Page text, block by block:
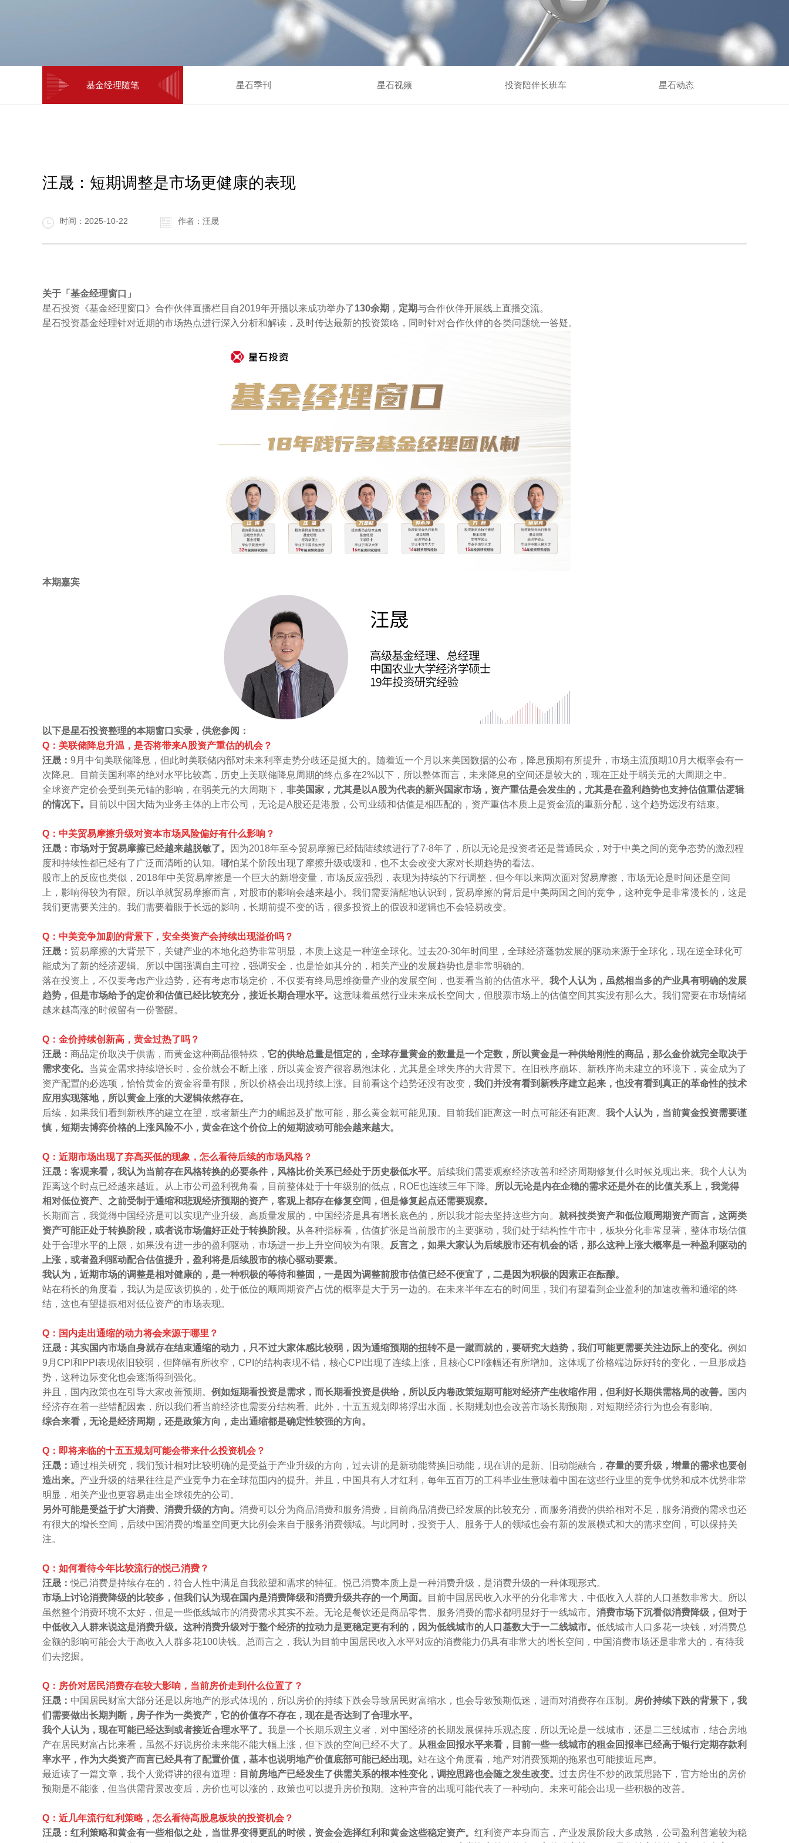
基金经理随笔 星石季刊 星石视频 投资陪伴长班车 星石动态
汪晟：短期调整是市场更健康的表现
时间：2025-10-22 作者：汪晟
关于「基金经理窗口」
星石投资《基金经理窗口》合作伙伴直播栏目自2019年开播以来成功举办了130余期 ， 定期与合作伙伴开展线上直播交流。
星石投资基金经理针对近期的市场热点进行深入分析和解读，及时传达最新的投资策略，同时针对合作伙伴的各类问题统一答疑。
本期嘉宾
以下是星石投资整理的本期窗口实录，供您参阅：
Q：美联储降息升温，是否将带来A股资产重估的机会？
汪晟： 9月中旬美联储降息，但此时美联储内部对未来利率走势分歧还是挺大的。随着近一个月以来美国数据的公布，降息预期有所提升，市场主流预期10月大概率会有一
次降息。目前美国利率的绝对水平比较高，历史上美联储降息周期的终点多在2%以下，所以整体而言，未来降息的空间还是较大的，现在正处于弱美元的大周期之中。
全球资产定价会受到美元锚的影响，在弱美元的大周期下， 非美国家，尤其是以A股为代表的新兴国家市场，资产重估是会发生的，尤其是在盈利趋势也支持估值重估逻辑
的情况下。
目前以中国大陆为业务主体的上市公司，无论是A股还是港股，公司业绩和估值是相匹配的，资产重估本质上是资金流的重新分配，这个趋势远没有结束。
Q：中美贸易摩擦升级对资本市场风险偏好有什么影响？
汪晟：市场对于贸易摩擦已经越来越脱敏了。
因为2018年至今贸易摩擦已经陆陆续续进行了7-8年了，所以无论是投资者还是普通民众，对于中美之间的竞争态势的激烈程
度和持续性都已经有了广泛而清晰的认知。哪怕某个阶段出现了摩擦升级或缓和，也不太会改变大家对长期趋势的看法。
股市上的反应也类似，2018年中美贸易摩擦是一个巨大的新增变量，市场反应强烈，表现为持续的下行调整，但今年以来两次面对贸易摩擦，市场无论是时间还是空间
上，影响得较为有限。所以单就贸易摩擦而言，对股市的影响会越来越小。我们需要清醒地认识到，贸易摩擦的背后是中美两国之间的竞争，这种竞争是非常漫长的，这是
我们更需要关注的。我们需要着眼于长远的影响，长期前提不变的话，很多投资上的假设和逻辑也不会轻易改变。
Q：中美竞争加剧的背景下，安全类资产会持续出现溢价吗？
汪晟： 贸易摩擦的大背景下，关键产业的本地化趋势非常明显，本质上这是一种逆全球化。过去20-30年时间里，全球经济蓬勃发展的驱动来源于全球化，现在逆全球化可
能成为了新的经济逻辑。所以中国强调自主可控，强调安全，也是恰如其分的，相关产业的发展趋势也是非常明确的。
落在投资上，不仅要考虑产业趋势， 还有考虑市场定价，不仅要有终局思维衡量产业的发展空间，也要看当前的估值水平。 我个人认为，虽然相当多的产业具有明确的发展
趋势，但是市场给予的定价和估值已经比较充分，接近长期合理水平。 这意味着虽然行业未来成长空间大，但股票市场上的估值空间其实没有那么大。我们需要在市场情绪
越来越高涨的时候留有一份警醒。
Q：金价持续创新高，黄金过热了吗？
汪晟： 商品定价取决于供需，而黄金这种商品很特殊， 它的供给总量是恒定的，全球存量黄金的数量是一个定数，所以黄金是一种供给刚性的商品，那么金价就完全取决于
需求变化。 当黄金需求持续增长时，金价就会不断上涨，所以黄金资产很容易泡沫化，尤其是全球失序的大背景下。在旧秩序崩坏、新秩序尚未建立的环境下，黄金成为了
资产配置的必选项，恰恰黄金的资金容量有限，所以价格会出现持续上涨。目前看这个趋势还没有改变， 我们并没有看到新秩序建立起来，也没有看到真正的革命性的技术
应用实现落地，所以黄金上涨的大逻辑依然存在。
后续，如果我们看到新秩序的建立在望，或者新生产力的崛起及扩散可能，那么黄金就可能见顶。目前我们距离这一时点可能还有距离。 我个人认为，当前黄金投资需要谨
慎，短期去博弈价格的上涨风险不小，黄金在这个价位上的短期波动可能会越来越大。
Q：近期市场出现了弃高买低的现象，怎么看待后续的市场风格？
汪晟：客观来看，我认为当前存在风格转换的必要条件，风格比价关系已经处于历史极低水平。
后续我们需要观察经济改善和经济周期修复什么时候兑现出来。我个人认为
距离这个时点已经越来越近。从上市公司盈利视角看，目前整体处于十年级别的低点，ROE也连续三年下降。 所以无论是内在企稳的需求还是外在的比值关系上，我觉得
相对低位资产、之前受制于通缩和悲观经济预期的资产，客观上都存在修复空间，但是修复起点还需要观察。
长期而言，我觉得中国经济是可以实现产业升级、高质量发展的，中国经济是具有增长底色的，所以我才能去坚持这些方向。 就科技类资产和低位顺周期资产而言，这两类
资产可能正处于转换阶段，或者说市场偏好正处于转换阶段。 从各种指标看，估值扩张是当前股市的主要驱动，我们处于结构性牛市中，板块分化非常显著，整体市场估值
处于合理水平的上限，如果没有进一步的盈利驱动，市场进一步上升空间较为有限。 反言之，如果大家认为后续股市还有机会的话，那么这种上涨大概率是一种盈利驱动的
上涨，或者盈利驱动配合估值提升，盈利将是后续股市的核心驱动要素。
我认为，近期市场的调整是相对健康的，是一种积极的等待和整固，一是因为调整前股市估值已经不便宜了，二是因为积极的因素正在酝酿。
站在稍长的角度看，我认为是应该切换的，处于低位的顺周期资产占优的概率是大于另一边的。在未来半年左右的时间里，我们有望看到企业盈利的加速改善和通缩的终
结，这也有望提振相对低位资产的市场表现。
Q：国内走出通缩的动力将会来源于哪里？
汪晟：其实国内市场自身就存在结束通缩的动力，只不过大家体感比较弱，因为通缩预期的扭转不是一蹴而就的，要研究大趋势，我们可能更需要关注边际上的变化。 例如
9月CPI和PPI表现依旧较弱，但降幅有所收窄，CPI的结构表现不错，核心CPI出现了连续上涨，且核心CPI涨幅还有所增加。这体现了价格端边际好转的变化，一旦形成趋
势，这种边际变化也会逐渐得到强化。
并且，国内政策也在引导大家改善预期。 例如短期看投资是需求，而长期看投资是供给，所以反内卷政策短期可能对经济产生收缩作用，但利好长期供需格局的改善。
国内
经济存在着一些错配因素，所以我们看当前经济也需要分结构看。此外，十五五规划即将浮出水面，长期规划也会改善市场长期预期，对短期经济行为也会有影响。
综合来看，无论是经济周期，还是政策方向，走出通缩都是确定性较强的方向。
Q：即将来临的十五五规划可能会带来什么投资机会？
汪晟： 通过相关研究，我们预计相对比较明确的是受益于产业升级的方向，过去讲的是新动能替换旧动能，现在讲的是新、旧动能融合， 存量的要升级，增量的需求也要创
造出来。 产业升级的结果往往是产业竞争力在全球范围内的提升。并且，中国具有人才红利，每年五百万的工科毕业生意味着中国在这些行业里的竞争优势和成本优势非常
明显，相关产业也更容易走出全球领先的公司。
另外可能是受益于扩大消费、消费升级的方向。 消费可以分为商品消费和服务消费，目前商品消费已经发展的比较充分，而服务消费的供给相对不足，服务消费的需求也还
有很大的增长空间，后续中国消费的增量空间更大比例会来自于服务消费领域。与此同时，投资于人、服务于人的领域也会有新的发展模式和大的需求空间，可以保持关
注。
Q：如何看待今年比较流行的悦己消费？
汪晟：悦己消费是持续存在的，符合人性中满足自我欲望和需求的特征。悦己消费本质上是一种消费升级，是消费升级的一种体现形式。
市场上讨论消费降级的比较多，但我们认为现在国内是消费降级和消费升级共存的一个局面。
目前中国居民收入水平的分化非常大，中低收入人群的人口基数非常大。所以
虽然整个消费环境不太好，但是一些低线城市的消费需求其实不差。无论是餐饮还是商品零售、服务消费的需求都明显好于一线城市。 消费市场下沉看似消费降级，但对于
中低收入人群来说这是消费升级。这种消费升级对于整个经济的拉动力是更稳定更有利的，因为低线城市的人口基数大于一二线城市。 低线城市人口多花一块钱，对消费总
金额的影响可能会大于高收入人群多花100块钱。总而言之，我认为目前中国居民收入水平对应的消费能力仍具有非常大的增长空间，中国消费市场还是非常大的，有待我
们去挖掘。
Q：房价对居民消费存在较大影响，当前房价走到什么位置了？
汪晟： 中国居民财富大部分还是以房地产的形式体现的，所以房价的持续下跌会导致居民财富缩水，也会导致预期低迷，进而对消费存在压制。 房价持续下跌的背景下，我
们需要做出长期判断，房子作为一类资产，它的价值存不存在，现在是否达到了合理水平。
我个人认为，现在可能已经达到或者接近合理水平了。 我是一个长期乐观主义者，对中国经济的长期发展保持乐观态度，所以无论是一线城市，还是二三线城市，结合房地
产在居民财富占比来看，虽然不好说房价未来能不能大幅上涨，但下跌的空间已经不大了。 从租金回报水平来看，目前一些一线城市的租金回报率已经高于银行定期存款利
率水平，作为大类资产而言已经具有了配置价值，基本也说明地产价值底部可能已经出现。 站在这个角度看，地产对消费预期的拖累也可能接近尾声。
最近读了一篇文章，我个人觉得讲的很有道理：
目前房地产已经发生了供需关系的根本性变化，调控思路也会随之发生改变。 过去房住不炒的政策思路下，官方给出的房价
预期是不能涨，但当供需背景改变后，房价也可以涨的，政策也可以提升房价预期。这种声音的出现可能代表了一种动向。未来可能会出现一些积极的改善。
Q：近几年流行红利策略，怎么看待高股息板块的投资机会？
汪晟：红利策略和黄金有一些相似之处，当世界变得更乱的时候，资金会选择红利和黄金这些稳定资产。 红利资产本身而言，产业发展阶段大多成熟，公司盈利普遍较为稳